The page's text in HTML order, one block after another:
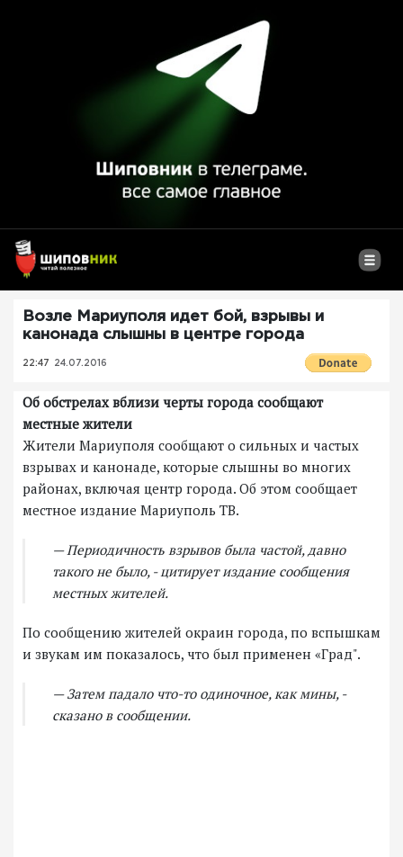
Возле Мариуполя идет бой, взрывы и
канонада слышны в центре города
22:47 24.07.2016
Об обстрелах вблизи черты города сообщают
местные жители
Жители Мариуполя сообщают о сильных и частых
взрывах и канонаде, которые слышны во многих
районах, включая центр города. Об этом сообщает
местное издание Мариуполь ТВ.
— Периодичность взрывов была частой, давно
такого не было, - цитирует издание сообщения
местных жителей.
По сообщению жителей окраин города, по вспышкам
и звукам им показалось, что был применен «Град".
— Затем падало что-то одиночное, как мины, -
сказано в сообщении.